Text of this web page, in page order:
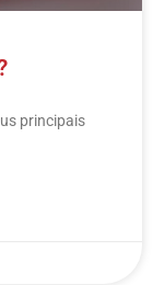
principais